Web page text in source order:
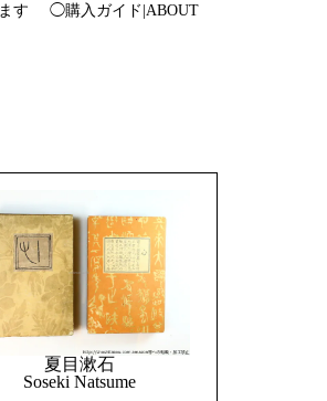
す
◯購入ガイド|ABOUT
夏目漱石
Soseki Natsume